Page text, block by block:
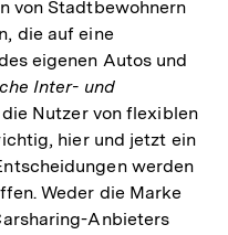
von Stadtbewohnern
die auf eine
eigenen Autos und
Inter- und
Nutzer von flexiblen
hier und jetzt ein
werden
Weder die Marke
Anbieters